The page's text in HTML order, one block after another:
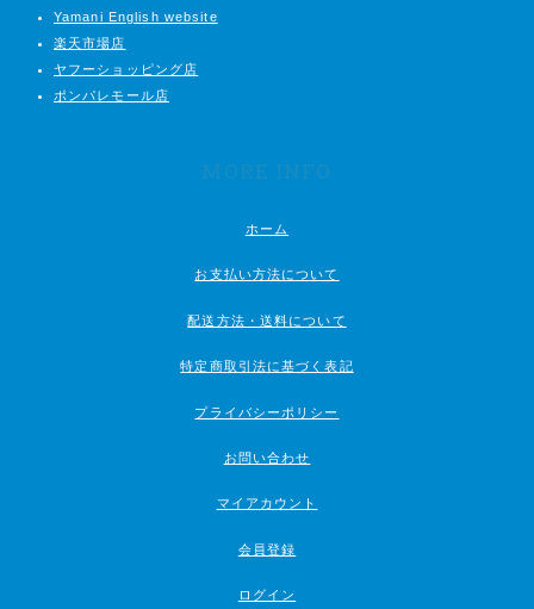
Yamani English website
楽天市場店
ヤフーショッピング店
ポンパレモール店
MORE INFO
ホーム
お支払い方法について
配送方法・送料について
特定商取引法に基づく表記
プライバシーポリシー
お問い合わせ
マイアカウント
会員登録
ログイン